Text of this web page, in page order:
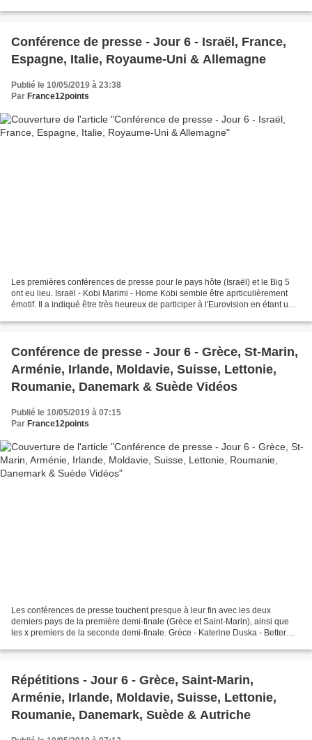
Conférence de presse - Jour 6 - Israël, France,
Espagne, Italie, Royaume-Uni & Allemagne
Publié le 10/05/2019 à 23:38
Par France12points
Les premières conférences de presse pour le pays hôte (Israël) et le Big 5
ont eu lieu. Israël - Kobi Marimi - Home Kobi semble être aprticulièrement
émotif. Il a indiqué être très heureux de participer à l'Eurovision en étant un
Conférence de presse - Jour 6 - Grèce, St-Marin,
Arménie, Irlande, Moldavie, Suisse, Lettonie,
Roumanie, Danemark & Suède Vidéos
Publié le 10/05/2019 à 07:15
Par France12points
Les conférences de presse touchent presque à leur fin avec les deux
derniers pays de la première demi-finale (Grèce et Saint-Marin), ainsi que
les x premiers de la seconde demi-finale. Grèce - Katerine Duska - Better
Répétitions - Jour 6 - Grèce, Saint-Marin,
Arménie, Irlande, Moldavie, Suisse, Lettonie,
Roumanie, Danemark, Suède & Autriche